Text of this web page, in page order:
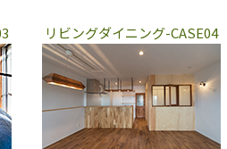
リビングダイニング-CASE04